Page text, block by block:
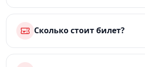
Сколько стоит билет?